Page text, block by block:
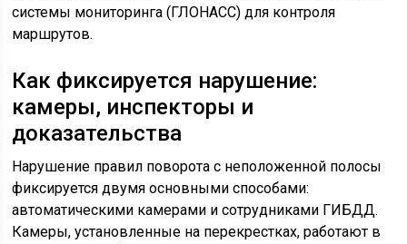
системы мониторинга (ГЛОНАСС) для контроля
маршрутов.
Как фиксируется нарушение:
камеры, инспекторы и
доказательства
Нарушение правил поворота с неположенной полосы
фиксируется двумя основными способами:
автоматическими камерами и сотрудниками ГИБДД.
Камеры, установленные на перекрестках, работают в